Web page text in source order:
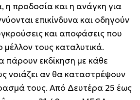
η προδοσία και η ανάγκη για
επικίνδυνα και οδηγούν
και αποφάσεις που
τους καταλυτικά.
πάρουν εκδίκηση με κάθε
νοιάζει αν θα καταστρέψουν
τους. Από Δευτέρα 25 έως